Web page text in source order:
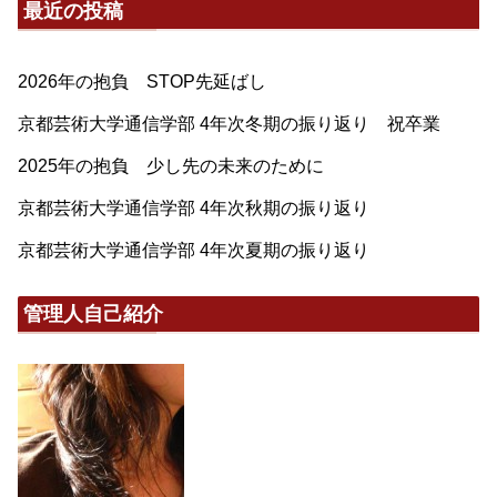
最近の投稿
2026年の抱負 STOP先延ばし
京都芸術大学通信学部 4年次冬期の振り返り 祝卒業
2025年の抱負 少し先の未来のために
京都芸術大学通信学部 4年次秋期の振り返り
京都芸術大学通信学部 4年次夏期の振り返り
管理人自己紹介